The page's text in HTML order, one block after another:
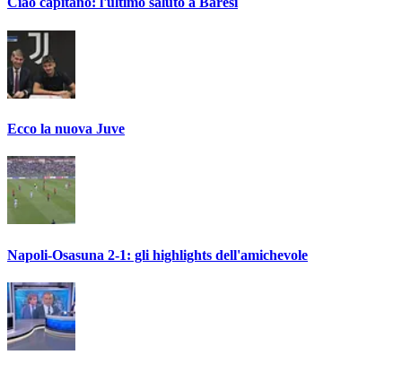
Ecco la nuova Juve
Napoli-Osasuna 2-1: gli highlights dell'amichevole